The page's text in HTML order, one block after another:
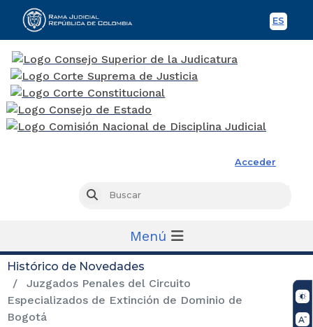
ES
Acceder
Buscar
Menú
Histórico de Novedades
Juzgados Penales del Circuito
Especializados de Extinción de Dominio de
Bogotá